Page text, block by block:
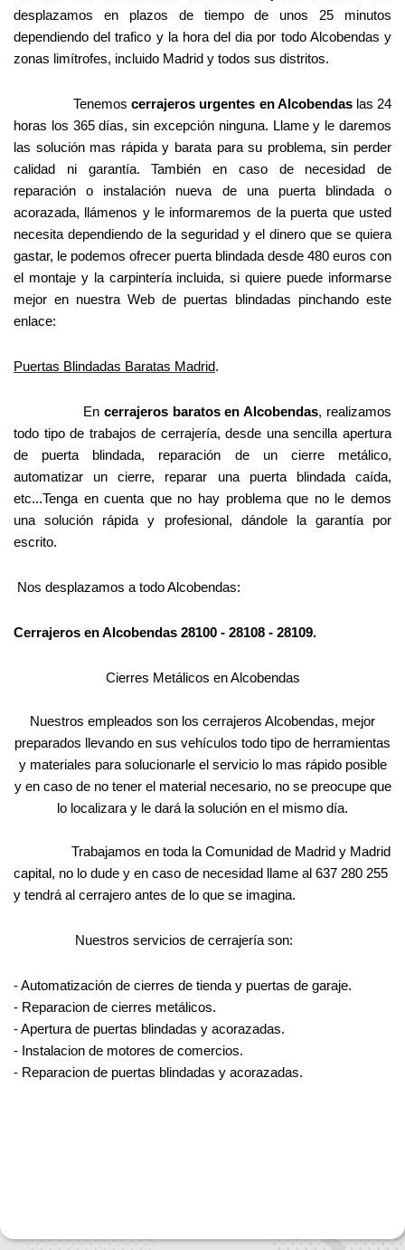
desplazamos en plazos de tiempo de unos 25 minutos
dependiendo del trafico y la hora del dia por todo Alcobendas y
zonas limítrofes, incluido Madrid y todos sus distritos.
Tenemoscerrajeros urgentes en Alcobendaslas 24
horas los 365 días, sin excepción ninguna. Llame y le daremos
las solución mas rápida y barata para su problema, sin perder
calidad ni garantía. También en caso de necesidad de
reparación o instalación nueva de una puerta blindada o
acorazada, llámenos y le informaremos de la puerta que usted
necesita dependiendo de la seguridad y el dinero que se quiera
gastar, le podemos ofrecer puerta blindada desde 480 euros con
el montaje y la carpintería incluida, si quiere puede informarse
mejor en nuestra Web de puertas blindadas pinchando este
enlace:
Puertas Blindadas Baratas Madrid.
En cerrajeros baratos en Alcobendas, realizamos
todo tipo de trabajos de cerrajería, desde una sencilla apertura
de puerta blindada, reparación de un cierre metálico,
automatizar un cierre, reparar una puerta blindada caída,
etc...Tenga en cuenta que no hay problema que no le demos
una solución rápida y profesional, dándole la garantía por
escrito.
Nos desplazamos a todo Alcobendas:
Cerrajeros en Alcobendas 28100 - 28108 - 28109.
Cierres Metálicos en Alcobendas
Nuestros empleados son los cerrajeros Alcobendas, mejor
preparados llevando en sus vehículos todo tipo de herramientas
y materiales para solucionarle el servicio lo mas rápido posible
y en caso de no tener el material necesario, no se preocupe que
lo localizara y le dará la solución en el mismo día.
Trabajamos en toda la Comunidad de Madrid y Madrid
capital, no lo dude y en caso de necesidad llame al 637 280 255
y tendrá al cerrajero antes de lo que se imagina.
Nuestros servicios de cerrajería son:
- Automatización de cierres de tienda y puertas de garaje.
- Reparacion de cierres metálicos.
- Apertura de puertas blindadas y acorazadas.
- Instalacion de motores de comercios.
- Reparacion de puertas blindadas y acorazadas.